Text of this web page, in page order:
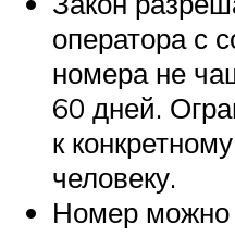
оператора с
номера не
60 дней.
к
человеку.
Номер можно